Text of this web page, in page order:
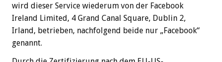
wird dieser Service wiederum von der Facebook
Ireland Limited, 4 Grand Canal Square, Dublin 2,
Irland, betrieben, nachfolgend beide nur „Facebook“
genannt.